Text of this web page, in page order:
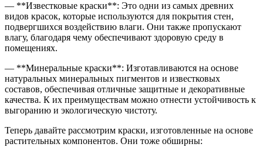
— **Известковые краски**: Это одни из самых древних
видов красок, которые используются для покрытия стен,
подвергшихся воздействию влаги. Они также пропускают
влагу, благодаря чему обеспечивают здоровую среду в
помещениях.
— **Минеральные краски**: Изготавливаются на основе
натуральных минеральных пигментов и известковых
составов, обеспечивая отличные защитные и декоративные
качества. К их преимуществам можно отнести устойчивость к
выгоранию и экологическую чистоту.
Теперь давайте рассмотрим краски, изготовленные на основе
растительных компонентов. Они тоже обширны: